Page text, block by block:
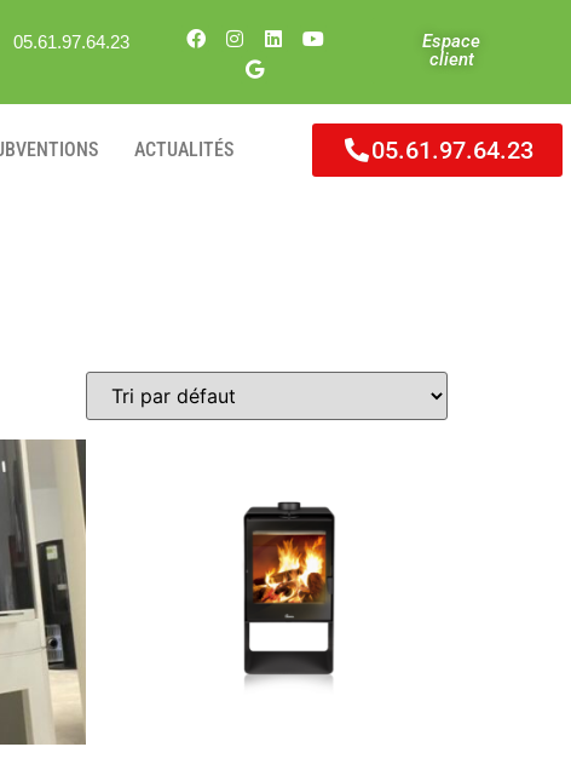
05.61.97.64.23
Espace
client
ACTUALITÉS 05.61.97.64.23